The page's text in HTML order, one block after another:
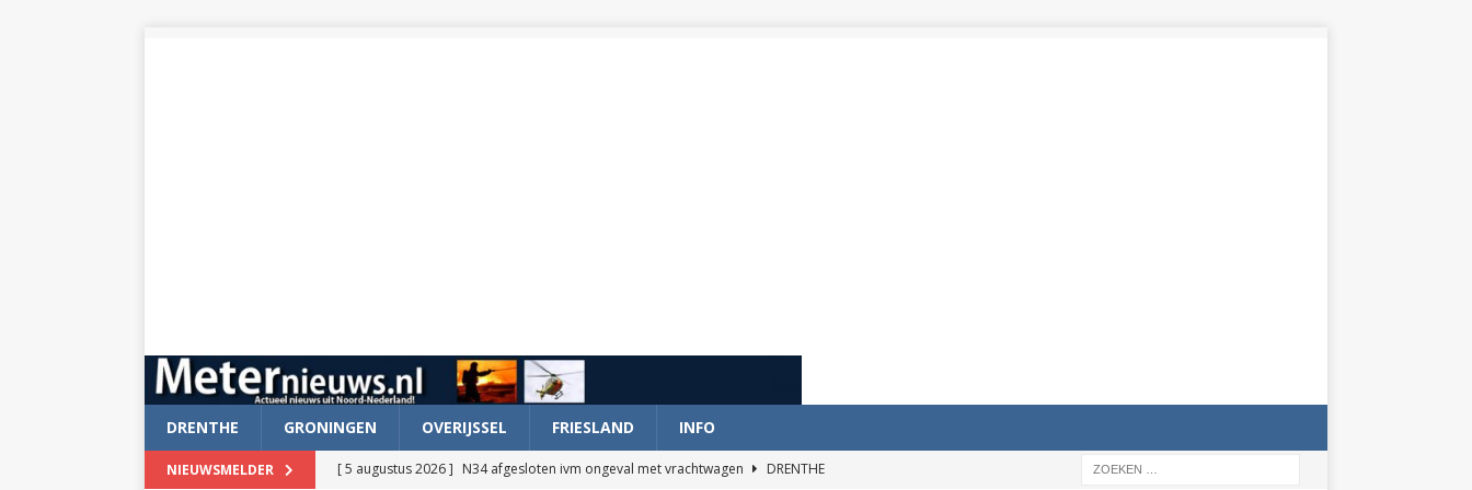
DRENTHE GRONINGEN OVERIJSSEL FRIESLAND INFO
NIEUWSMELDER [ 5 augustus 2026 ] N34 afgesloten ivm ongeval met vrachtwagen
DRENTHE